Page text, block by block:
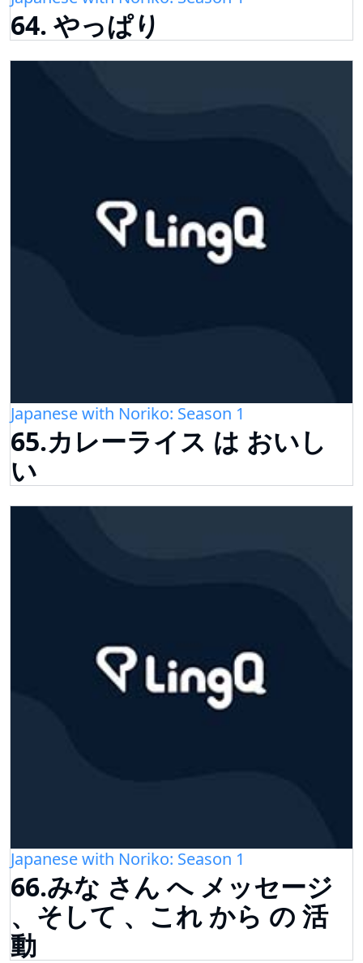
64. やっぱり
Japanese with Noriko: Season 1
65.カレーライス は おいし
い
Japanese with Noriko: Season 1
66.みな さん へ メッセージ
、そして 、これ から の 活
動